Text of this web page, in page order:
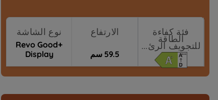
فئة كفاءة
الطاقة
للتجويف الرئ...
الارتفاع
59.5 سم
نوع الشاشة
Revo Good+
Display